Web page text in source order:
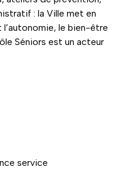
: la Ville met en
le bien-être
Séniors est un acteur
service